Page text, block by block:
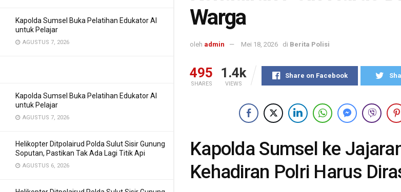
Kapolda Sumsel Buka Pelatihan Edukator AI
untuk Pelajar
AGUSTUS 7, 2026
Kapolda Sumsel Buka Pelatihan Edukator AI
untuk Pelajar
AGUSTUS 7, 2026
Helikopter Ditpolairud Polda Sulut Sisir Gunung
Soputan, Pastikan Tak Ada Lagi Titik Api
AGUSTUS 6, 2026
Warga
oleh admin Mei 18, 2026 di Berita Polisi
495
SHARES
1.4k
VIEWS
Share on Facebook
Kapolda Sumsel ke
Kehadiran Polri Harus